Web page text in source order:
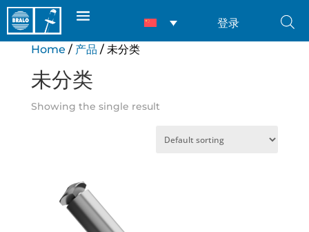
登录
Home / 产品 / 未分类
未分类
Showing the single result